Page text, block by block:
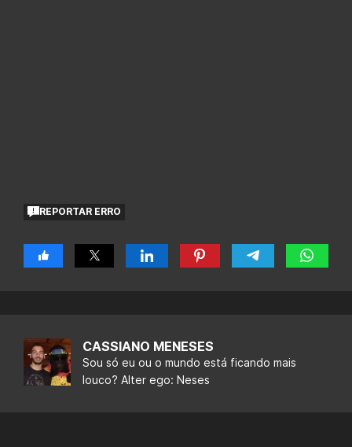
REPORTAR ERRO
CASSIANO MENESES
Sou só eu ou o mundo está ficando mais
louco? Alter ego: Neses